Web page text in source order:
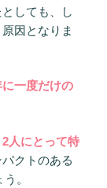
しても、し
因となりま
に一度だけの
人にとって特
クトのある
。